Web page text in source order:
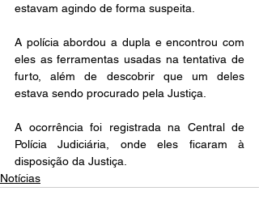
estavam agindo de forma suspeita.
A polícia abordou a dupla e encontrou com
eles as ferramentas usadas na tentativa de
furto, além de descobrir que um deles
estava sendo procurado pela Justiça.
A ocorrência foi registrada na Central de
Polícia Judiciária, onde eles ficaram à
disposição da Justiça.
Notícias